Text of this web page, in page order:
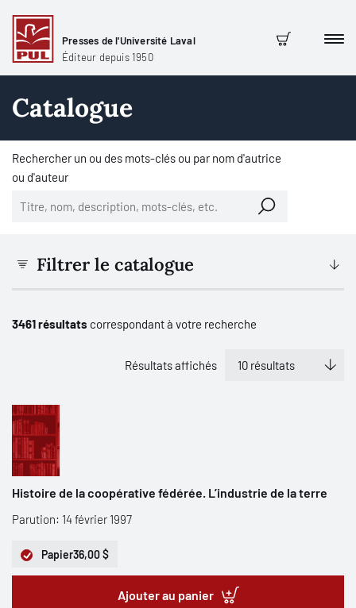
Presses de l'Université Laval
Éditeur depuis 1950
Panier
Catalogue
Rechercher un ou des mots-clés ou par nom d'autrice
ou d'auteur
Filtrer le catalogue
3461 résultats correspondant à votre recherche
Résultats affichés
Histoire de la coopérative fédérée. L’industrie de la terre
Parution: 14 février 1997
Papier36,00 $
Ajouter au panier